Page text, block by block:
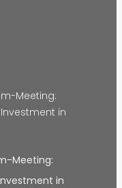
Meeting:
in
Meeting:
in